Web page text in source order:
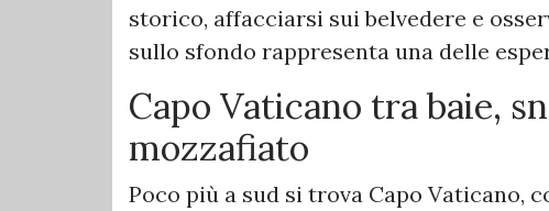
storico, affacciarsi sui belvedere e
sullo sfondo rappresenta una delle
Capo Vaticano tra baie,
mozzafiato
Poco più a sud si trova Capo